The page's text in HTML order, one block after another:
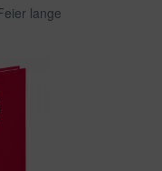
lange
und...